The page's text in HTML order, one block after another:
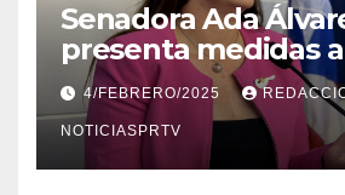
Senadora Ada
presenta medidas
violencia en el
4/FEBRERO/2025
NOTICIASPRTV